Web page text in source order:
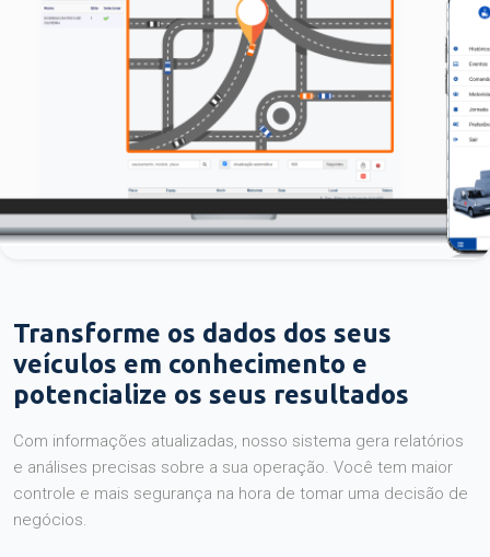
Transforme os dados dos seus
veículos em conhecimento e
potencialize os seus resultados
Com informações atualizadas, nosso sistema gera relatórios
e análises precisas sobre a sua operação. Você tem maior
controle e mais segurança na hora de tomar uma decisão de
negócios.